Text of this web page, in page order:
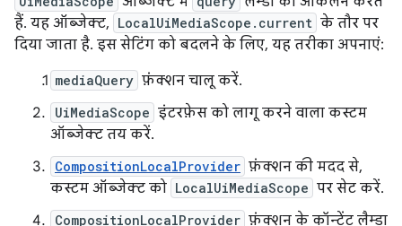
हैं. यह ऑब्जेक्ट, LocalUiMediaScope.current के तौर पर
दिया जाता है. इस सेटिंग को बदलने के लिए, यह तरीका अपनाएं:
mediaQuery फ़ंक्शन चालू करें.
UiMediaScope इंटरफ़ेस को लागू करने वाला कस्टम
ऑब्जेक्ट तय करें.
CompositionLocalProvider फ़ंक्शन की मदद से,
कस्टम ऑब्जेक्ट को LocalUiMediaScope पर सेट करें.
CompositionLocalProvider फ़ंक्शन के कॉन्टेंट लैम्डा